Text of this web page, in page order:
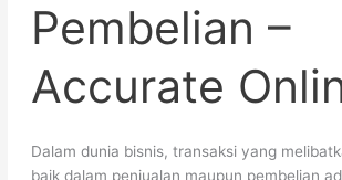
Pembelian –
Accurate
Dalam dunia bisnis, transaksi yang
baik dalam penjualan maupun pembelian
–
Accurate